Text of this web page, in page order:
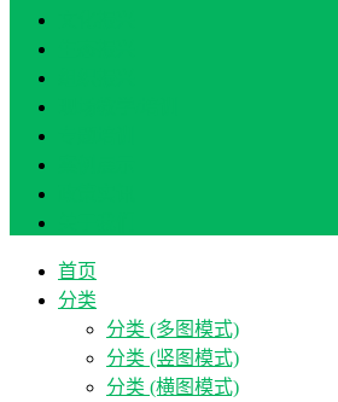
首页
分类
分类 (多图模式)
分类 (竖图模式)
分类 (横图模式)